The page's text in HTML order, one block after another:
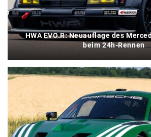
HWA EVO.R: Neuauflage des
beim 24h-Rennen